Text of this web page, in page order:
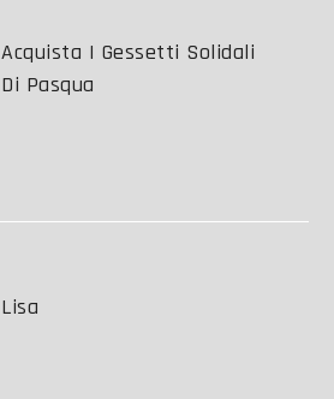
Acquista I Gessetti Solidali
Di Pasqua
Lisa